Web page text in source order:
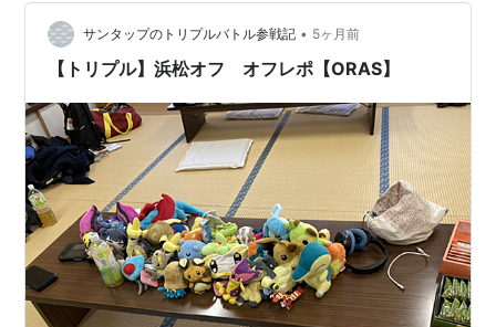
サンタップのトリプルバトル参戦記 • 5ヶ月前
【トリプル】浜松オフ オフレポ【ORAS】